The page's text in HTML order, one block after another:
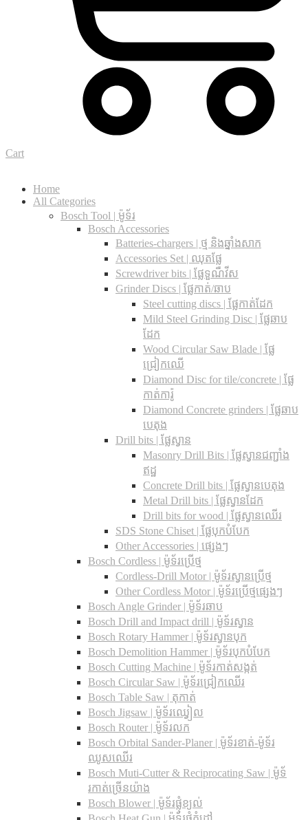
Cart
Home
All Categories
Bosch Tool | ម៉ូទ័រ
Bosch Accessories
Batteries-chargers | ថ្ម និងឆ្នាំងសាក
Accessories Set | ឈុតផ្លែ
Screwdriver bits | ផ្លែទួណឺវីស
Grinder Discs |​ ផ្លែកាត់/ឆាប
Steel cutting discs |​ ផ្លែកាត់ដែក
Mild Steel Grinding Disc | ផ្លែឆាប
ដែក
Wood Circular Saw Blade | ផ្លែ
ជ្រៀកឈើ
Diamond Disc for tile/concrete​ | ផ្លែ
កាត់ការ៉ូ
Diamond Concrete grinders | ផ្លែឆាប
បេតុង
Drill bits |​ ផ្លែស្វាន
Masonry Drill Bits |​ ផ្លែស្វានជញ្ជាំង
ឥដ្ឋ
Concrete Drill bits |​ ផ្លែស្វានបេតុង
Metal Drill bits |​ ផ្លែស្វានដែក
Drill bits for wood |​ ផ្លែស្វានឈើរ
SDS Stone Chiset |​ ផ្លែបុកបំបែក
Other Accessories | ផ្សេងៗ
Bosch Cordless | ម៉ូទ័រប្រើថ្ម
Cordless-Drill Motor | ម៉ូទ័រស្វានប្រើថ្ម
Other Cordless Motor | ម៉ូទ័រប្រើថ្មផ្សេងៗ
Bosch Angle Grinder | ម៉ូទ័រឆាប
Bosch Drill and Impact drill | ម៉ូទ័រស្វាន
Bosch Rotary Hammer | ម៉ូទ័រស្វានបុក
Bosch Demolition Hammer | ម៉ូទ័របុកបំបែក
Bosch Cutting Machine | ម៉ូទ័រកាត់សង្កត់
Bosch Circular Saw | ម៉ូទ័រជ្រៀកឈើរ
Bosch Table Saw | តុកាត់
Bosch Jigsaw | ម៉ូទ័រឈ្វៀល
Bosch Router | ម៉ូទ័រលក
Bosch Orbital Sander-Planer​ | ម៉ូទ័រខាត់-ម៉ូទ័រ
ឈូសឈើរ
Bosch Muti-Cutter & Reciprocating Saw​ | ម៉ូទ័
រកាត់ច្រើនយ៉ាង
Bosch Blower | ម៉ូទ័រផ្លុំខ្យល់